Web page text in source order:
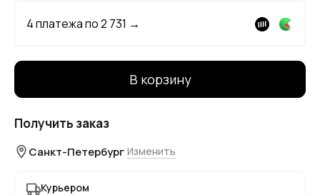
4 платежа по2 731 →
В корзину
Получить заказ
Санкт-Петербург Изменить
Курьером